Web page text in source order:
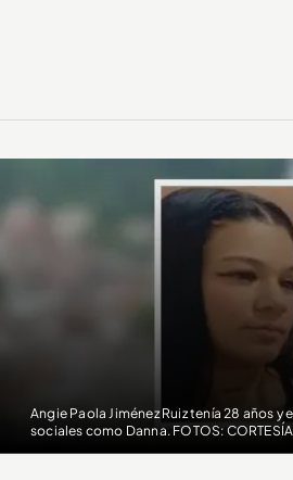
Angie Paola Jiménez Ruiz tenía 28 años y
sociales como Danna. FOTOS: CORTESÍA